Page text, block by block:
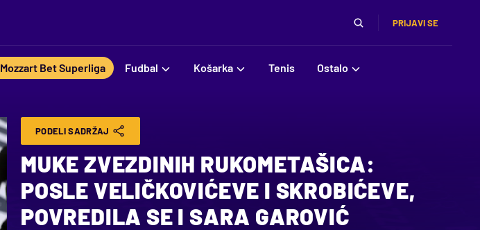
PRIJAVI SE
Mozzart Bet Superliga Fudbal Košarka Tenis Ostalo
PODELI SADRŽAJ
MUKE ZVEZDINIH RUKOMETAŠICA:
POSLE VELIČKOVIĆEVE I SKROBIĆEVE,
POVREDILA SE I SARA GAROVIĆ